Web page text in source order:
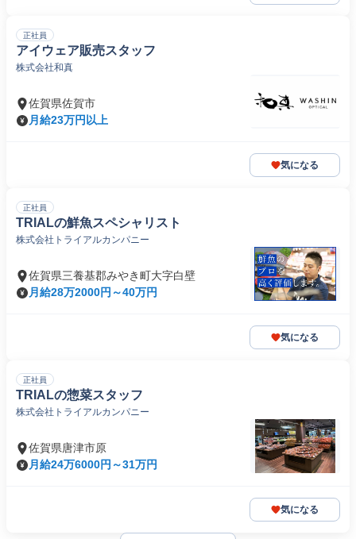
正社員
アイウェア販売スタッフ
株式会社和真
佐賀県佐賀市
月給23万円以上
気になる
正社員
TRIALの鮮魚スペシャリスト
株式会社トライアルカンパニー
佐賀県三養基郡みやき町大字白壁
月給28万2000円～40万円
気になる
正社員
TRIALの惣菜スタッフ
株式会社トライアルカンパニー
佐賀県唐津市原
月給24万6000円～31万円
気になる